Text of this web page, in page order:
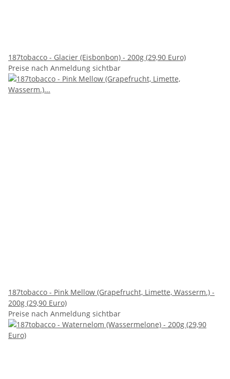
187tobacco - Glacier (Eisbonbon) - 200g (29,90 Euro)
Preise nach Anmeldung sichtbar
187tobacco - Pink Mellow (Grapefrucht, Limette, Wasserm.) -
200g (29,90 Euro)
Preise nach Anmeldung sichtbar